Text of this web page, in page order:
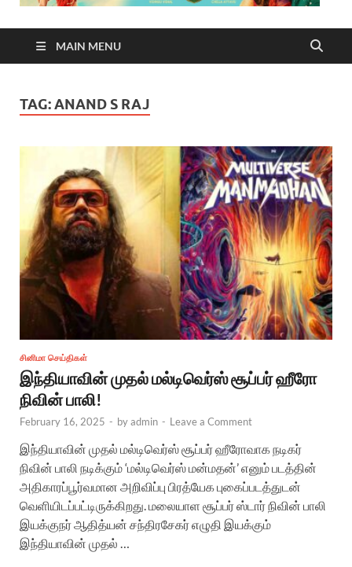
MAIN MENU
TAG:ANAND S RAJ
சினிமா செய்திகள்
இந்தியாவின் முதல் மல்டிவெர்ஸ் சூப்பர் ஹீரோ
நிவின் பாலி!
February 16, 2025 - byadmin - Leave a Comment
இந்தியாவின் முதல் மல்டிவெர்ஸ் சூப்பர் ஹீரோவாக நடிகர்
நிவின் பாலி நடிக்கும் ‘மல்டிவெர்ஸ் மன்மதன்’ எனும் படத்தின்
அதிகாரப்பூர்வமான அறிவிப்பு பிரத்யேக புகைப்படத்துடன்
வெளியிடப்பட்டிருக்கிறது. மலையாள சூப்பர் ஸ்டார் நிவின் பாலி
இயக்குநர் ஆதித்யன் சந்திரசேகர் எழுதி இயக்கும்
இந்தியாவின் முதல் …